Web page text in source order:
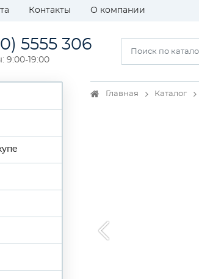
Контакты О компании
5555 306
9:00-19:00
Главная Каталог